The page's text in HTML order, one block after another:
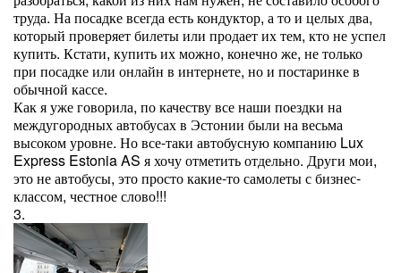
труда. На посадке всегда есть кондуктор, а то и целых два,
который проверяет билеты или продает их тем, кто не успел
купить. Кстати, купить их можно, конечно же, не только
при посадке или онлайн в интернете, но и постаринке в
обычной кассе.
Как я уже говорила, по качеству все наши поездки на
междугородных автобусах в Эстонии были на весьма
высоком уровне. Но все-таки автобусную компанию Lux
Express Estonia AS я хочу отметить отдельно. Други мои,
это не автобусы, это просто какие-то самолеты с бизнес-
классом, честное слово!!!
3.